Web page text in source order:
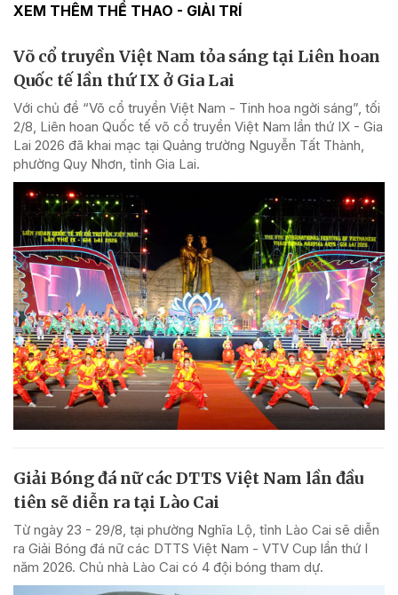
XEM THÊM THỂ THAO - GIẢI TRÍ
Võ cổ truyền Việt Nam tỏa sáng tại Liên hoan
Quốc tế lần thứ IX ở Gia Lai
Với chủ đề “Võ cổ truyền Việt Nam - Tinh hoa ngời sáng”, tối
2/8, Liên hoan Quốc tế võ cổ truyền Việt Nam lần thứ IX - Gia
Lai 2026 đã khai mạc tại Quảng trường Nguyễn Tất Thành,
phường Quy Nhơn, tỉnh Gia Lai.
Giải Bóng đá nữ các DTTS Việt Nam lần đầu
tiên sẽ diễn ra tại Lào Cai
Từ ngày 23 - 29/8, tại phường Nghĩa Lộ, tỉnh Lào Cai sẽ diễn
ra Giải Bóng đá nữ các DTTS Việt Nam - VTV Cup lần thứ I
năm 2026. Chủ nhà Lào Cai có 4 đội bóng tham dự.